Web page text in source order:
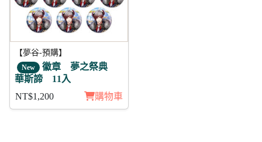
【夢谷-預購】
New 徽章 夢之祭典
華斯諦 11入
NT$1,200
購物車